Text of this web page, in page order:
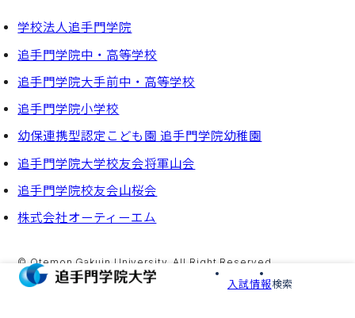
検索
入試情報
学校法人追手門学院
追手門学院中・高等学校
追手門学院大手前中・高等学校
追手門学院小学校
幼保連携型認定こども園 追手門学院幼稚園
追手門学院大学校友会将軍山会
追手門学院校友会山桜会
株式会社オーティーエム
© Otemon Gakuin University. All Right Reserved.